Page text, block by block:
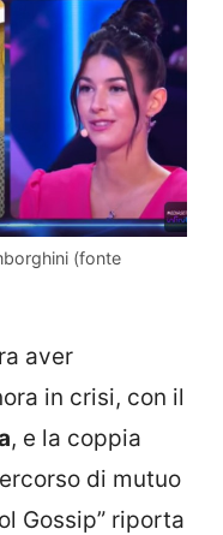
(fonte
aver
in crisi, con il
, e la coppia
di mutuo
Gossip” riporta